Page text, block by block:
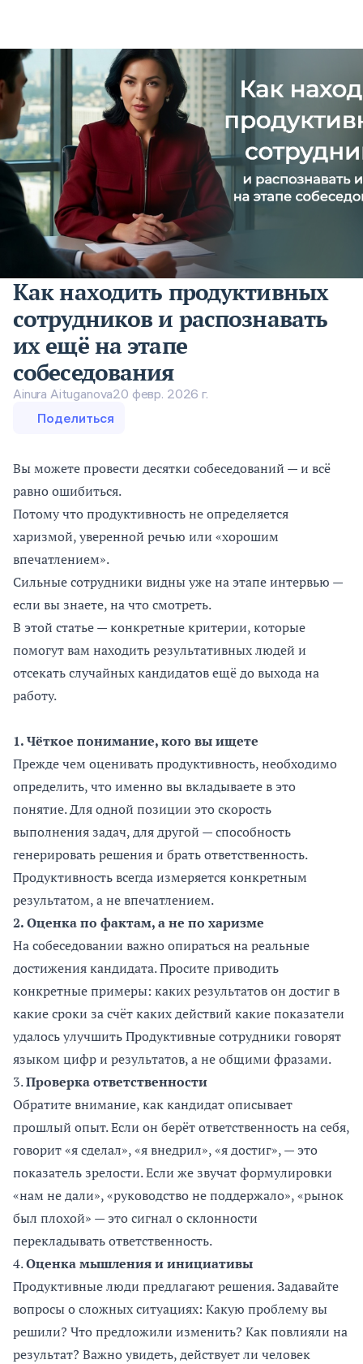
Как находить продуктивных
сотрудников и распознавать
их ещё на этапе
собеседования
Ainura Aituganova20 февр. 2026 г.
Поделиться
Вы можете провести десятки собеседований — и всё
равно ошибиться.
Потому что продуктивность не определяется
харизмой, уверенной речью или «хорошим
впечатлением».
Сильные сотрудники видны уже на этапе интервью —
если вы знаете, на что смотреть.
В этой статье — конкретные критерии, которые
помогут вам находить результативных людей и
отсекать случайных кандидатов ещё до выхода на
работу.
1. Чёткое понимание, кого вы ищете
Прежде чем оценивать продуктивность, необходимо
определить, что именно вы вкладываете в это
понятие. Для одной позиции это скорость
выполнения задач, для другой — способность
генерировать решения и брать ответственность.
Продуктивность всегда измеряется конкретным
результатом, а не впечатлением.
2. Оценка по фактам, а не по харизме
На собеседовании важно опираться на реальные
достижения кандидата. Просите приводить
конкретные примеры: каких результатов он достиг в
какие сроки за счёт каких действий какие показатели
удалось улучшить Продуктивные сотрудники говорят
языком цифр и результатов, а не общими фразами.
3.Проверка ответственности
Обратите внимание, как кандидат описывает
прошлый опыт. Если он берёт ответственность на себя,
говорит «я сделал», «я внедрил», «я достиг», — это
показатель зрелости. Если же звучат формулировки
«нам не дали», «руководство не поддержало», «рынок
был плохой» — это сигнал о склонности
перекладывать ответственность.
4.Оценка мышления и инициативы
Продуктивные люди предлагают решения. Задавайте
вопросы о сложных ситуациях: Какую проблему вы
решили? Что предложили изменить? Как повлияли на
результат? Важно увидеть, действует ли человек